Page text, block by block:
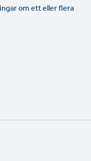
om ett eller flera